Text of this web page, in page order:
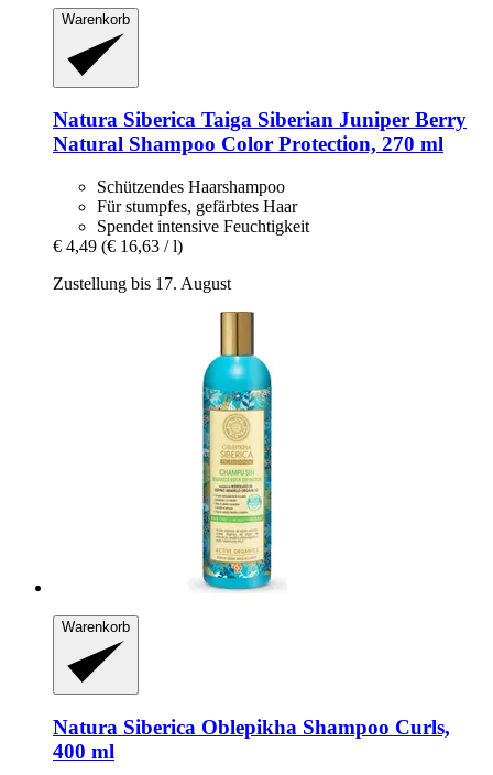
Warenkorb
Natura Siberica Taiga Siberian Juniper Berry
Natural Shampoo Color Protection, 270 ml
Schützendes Haarshampoo
Für stumpfes, gefärbtes Haar
Spendet intensive Feuchtigkeit
€ 4,49 (€ 16,63 / l)
Zustellung bis 17. August
Warenkorb
Natura Siberica Oblepikha Shampoo Curls,
400 ml